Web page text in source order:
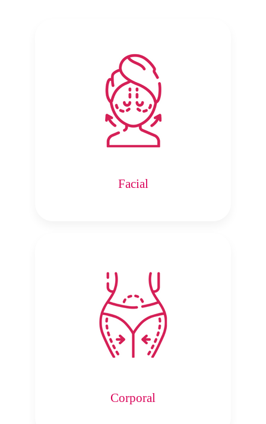
Facial
Corporal